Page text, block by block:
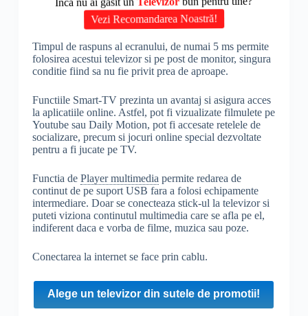
Vezi Recomandarea Noastră!
Timpul de raspuns al ecranului, de numai 5 ms permite
folosirea acestui televizor si pe post de monitor, singura
conditie fiind sa nu fie privit prea de aproape.
Functiile Smart-TV prezinta un avantaj si asigura acces
la aplicatiile online. Astfel, pot fi vizualizate filmulete pe
Youtube sau Daily Motion, pot fi accesate retelele de
socializare, precum si jocuri online special dezvoltate
pentru a fi jucate pe TV.
Functia de Player multimedia permite redarea de
continut de pe suport USB fara a folosi echipamente
intermediare. Doar se conecteaza stick-ul la televizor si
puteti viziona continutul multimedia care se afla pe el,
indiferent daca e vorba de filme, muzica sau poze.
Conectarea la internet se face prin cablu.
Alege un televizor din sutele de promotii!